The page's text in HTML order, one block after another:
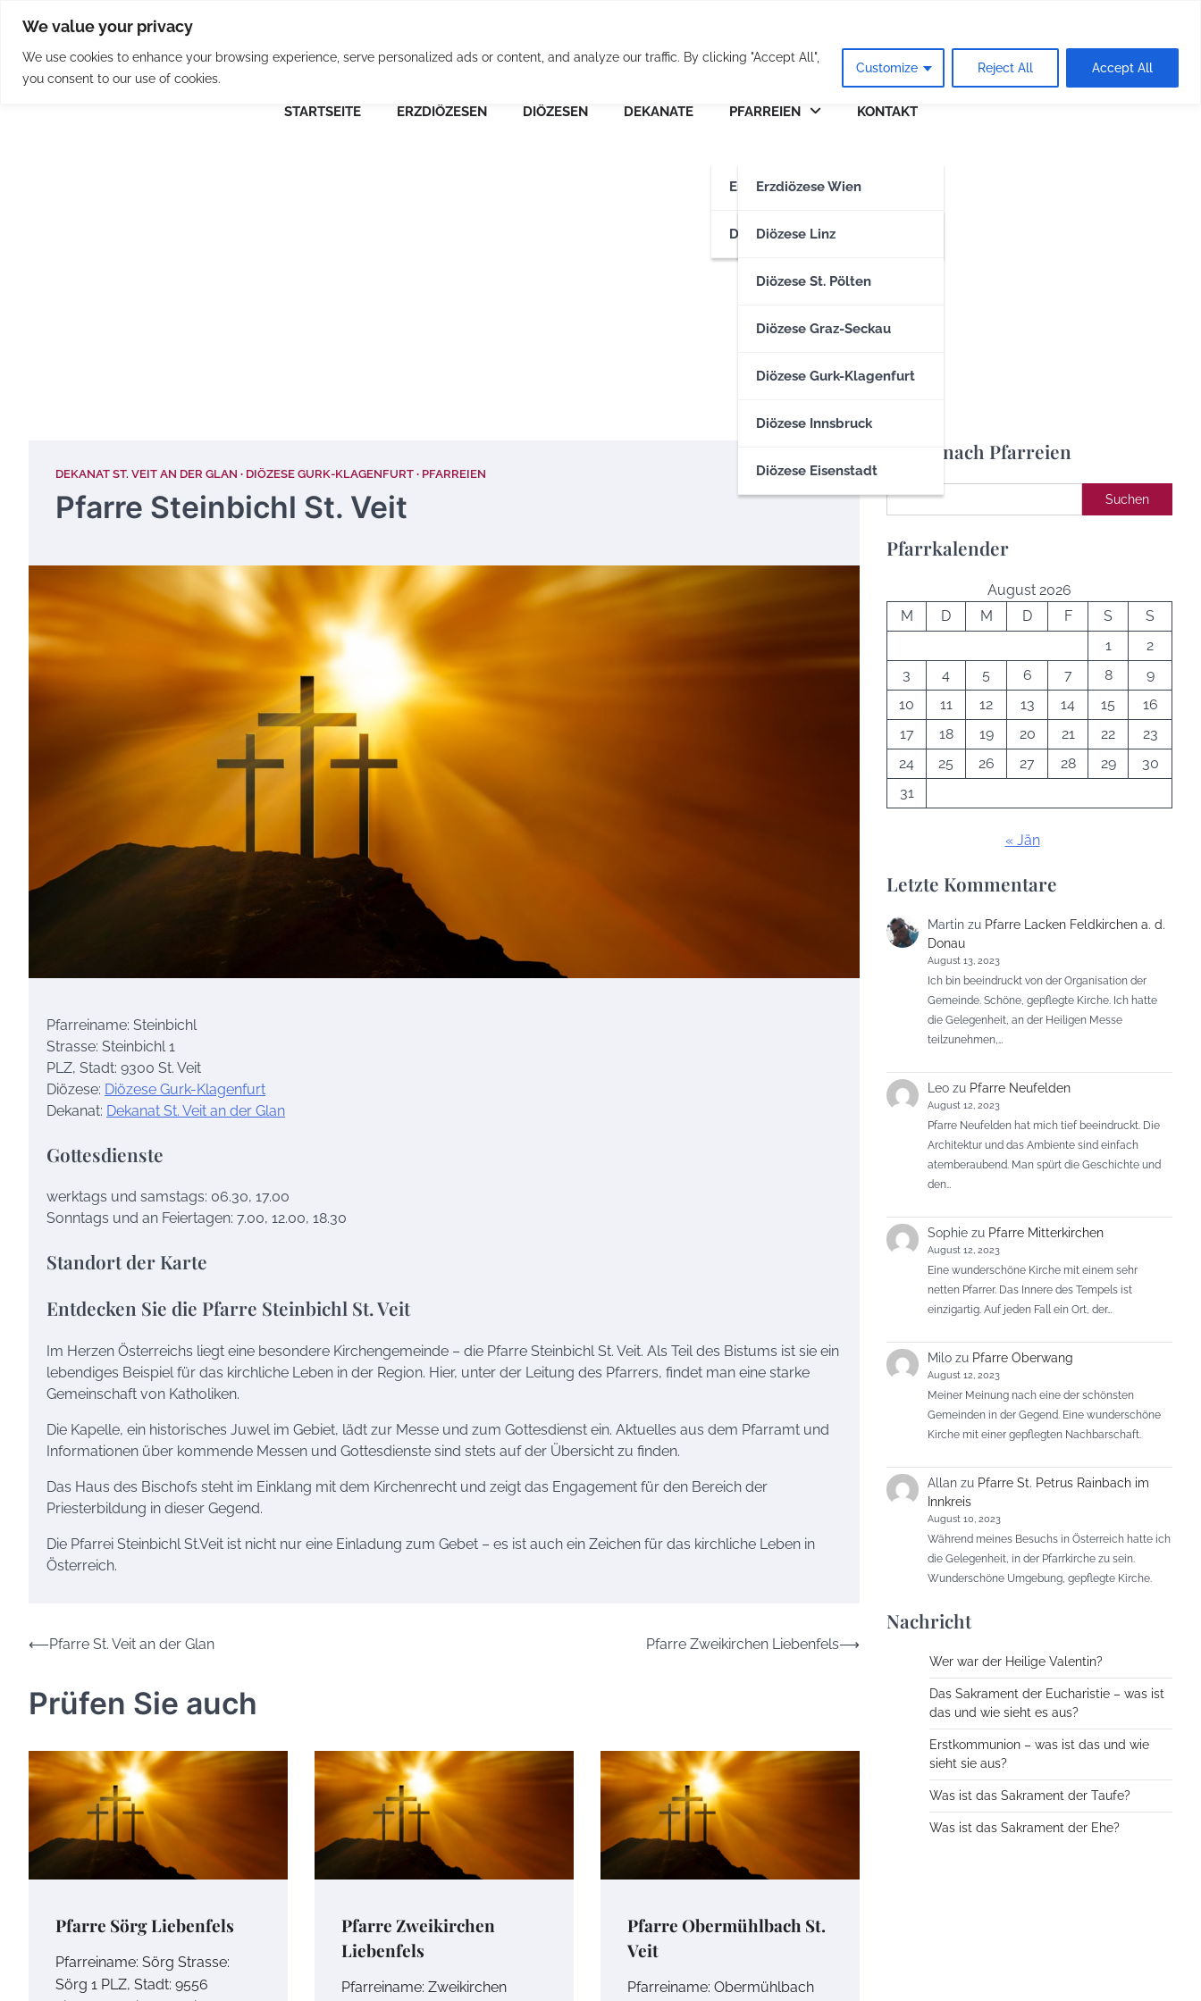
We value your privacy
We use cookies to enhance your browsing experience, serve personalized ads or content, and analyze our traffic. By clicking "Accept All",
you consent to our use of cookies.
Customize Reject All Accept All
content
Osterreichische Pfarreie
STARTSEITE ERZDIÖZESEN DIÖZESEN DEKANATE PFARREIEN
Erzdiözesen
Erzdiözese Wien
Erzdiözese Salzburg
DiözesenDiözese Linz
Diözese St. Pölten
Diözese Graz-Seckau
Diözese Gurk-Klagenfurt
Diözese Innsbruck
Diözese Eisenstadt
KONTAKT
DEKANAT ST. VEIT AN DER GLAN DIÖZESE GURK-KLAGENFURT PFARREIEN
Pfarre Steinbichl St. Veit
Pfarreiname: Steinbichl
Strasse: Steinbichl 1
PLZ, Stadt: 9300 St. Veit
Diözese: Diözese Gurk-Klagenfurt
Dekanat: Dekanat St. Veit an der Glan
Gottesdienste
werktags und samstags: 06.30, 17.00
Sonntags und an Feiertagen: 7.00, 12.00, 18.30
Standort der Karte
Entdecken Sie die Pfarre Steinbichl St. Veit
Im Herzen Österreichs liegt eine besondere Kirchengemeinde – die Pfarre Steinbichl St. Veit. Als Teil des Bistums ist sie ein
lebendiges Beispiel für das kirchliche Leben in der Region. Hier, unter der Leitung des Pfarrers, findet man eine starke
Gemeinschaft von Katholiken.
Die Kapelle, ein historisches Juwel im Gebiet, lädt zur Messe und zum Gottesdienst ein. Aktuelles aus dem Pfarramt und
Informationen über kommende Messen und Gottesdienste sind stets auf der Übersicht zu finden.
Das Haus des Bischofs steht im Einklang mit dem Kirchenrecht und zeigt das Engagement für den Bereich der
Priesterbildung in dieser Gegend.
Die Pfarrei Steinbichl St.Veit ist nicht nur eine Einladung zum Gebet – es ist auch ein Zeichen für das kirchliche Leben in
Österreich.
Beitrags-
⟵Pfarre St. Veit an der Glan Pfarre Zweikirchen Liebenfels⟶
Prüfen Sie auch
Pfarre Sörg Liebenfels
Pfarreiname: Sörg Strasse:
Sörg 1 PLZ, Stadt: 9556
Pfarre Zweikirchen
Liebenfels
Pfarreiname: Zweikirchen
Pfarre Obermühlbach St.
Veit
Pfarreiname: Obermühlbach
Suche nach Pfarreien
Suchen Suchen
Pfarrkalender
August 2026
M
D M D F S
S
1
2
3
4 5 6 7 8
9
10
11 12 13 14 15
16
17
18 19 20 21 22
23
24
25 26 27 28 29
30
31
« Jän
Letzte Kommentare
Martin zu Pfarre Lacken Feldkirchen a. d.
Donau
August 13, 2023
Ich bin beeindruckt von der Organisation der
Gemeinde. Schöne, gepflegte Kirche. Ich hatte
die Gelegenheit, an der Heiligen Messe
teilzunehmen,…
Leo zu Pfarre Neufelden
August 12, 2023
Pfarre Neufelden hat mich tief beeindruckt. Die
Architektur und das Ambiente sind einfach
atemberaubend. Man spürt die Geschichte und
den…
Sophie zu Pfarre Mitterkirchen
August 12, 2023
Eine wunderschöne Kirche mit einem sehr
netten Pfarrer. Das Innere des Tempels ist
einzigartig. Auf jeden Fall ein Ort, der…
Milo zu Pfarre Oberwang
August 12, 2023
Meiner Meinung nach eine der schönsten
Gemeinden in der Gegend. Eine wunderschöne
Kirche mit einer gepflegten Nachbarschaft.
Allan zu Pfarre St. Petrus Rainbach im
Innkreis
August 10, 2023
Während meines Besuchs in Österreich hatte ich
die Gelegenheit, in der Pfarrkirche zu sein.
Wunderschöne Umgebung, gepflegte Kirche.
Nachricht
Wer war der Heilige Valentin?
Das Sakrament der Eucharistie – was ist
das und wie sieht es aus?
Erstkommunion – was ist das und wie
sieht sie aus?
Was ist das Sakrament der Taufe?
Was ist das Sakrament der Ehe?